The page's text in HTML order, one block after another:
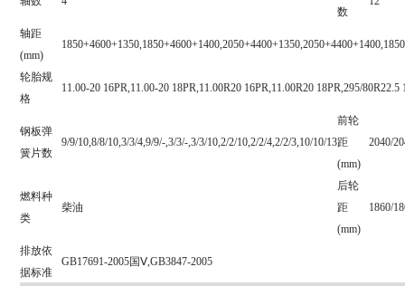
数
轴距
(mm)
轮胎规
格
11.00-20 16PR,11.00-20 18PR,11.00R20 16PR,11.00R20 18PR,295/
钢板弹
簧片数
9/9/10,8/8/10,3/3/4,9/9/-,3/3/-,3/3/10,2/2/10,2/2/4,2/2/3,10/10/13
前轮
距
(mm)
2040/
燃料种
类
柴油
后轮
距
(mm)
1860/
排放依
据标准
GB17691-2005国Ⅴ,GB3847-2005